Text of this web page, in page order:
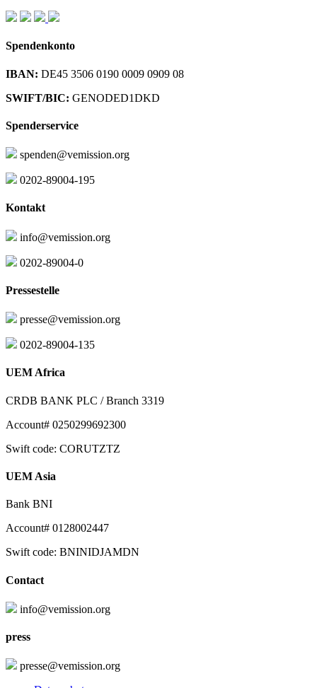
Spendenkonto
IBAN: DE45 3506 0190 0009 0909 08
SWIFT/BIC: GENODED1DKD
Spenderservice
spenden@vemission.org
0202-89004-195
Kontakt
info@vemission.org
0202-89004-0
Pressestelle
presse@vemission.org
0202-89004-135
UEM Africa
CRDB BANK PLC / Branch 3319
Account# 0250299692300
Swift code: CORUTZTZ
UEM Asia
Bank BNI
Account# 0128002447
Swift code: BNINIDJAMDN
Contact
info@vemission.org
press
presse@vemission.org